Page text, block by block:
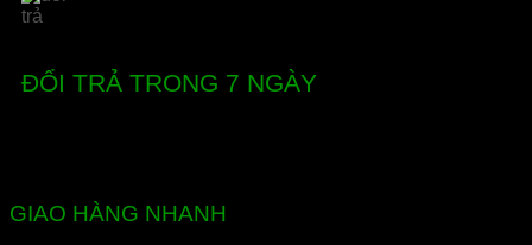
ĐỔI TRẢ TRONG 7 NGÀY
GIAO HÀNG NHANH